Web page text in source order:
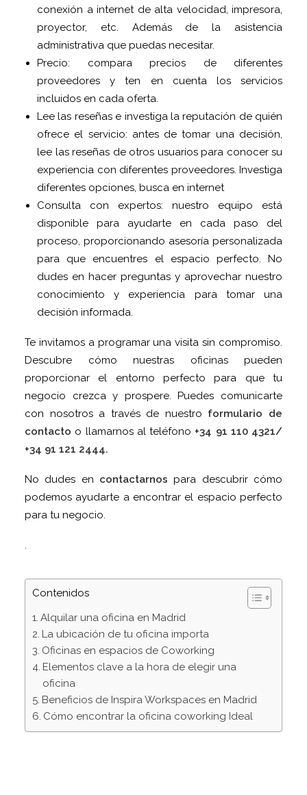
conexión a internet de alta velocidad, impresora,
proyector, etc. Además de la asistencia
administrativa que puedas necesitar.
Precio: compara precios de diferentes
proveedores y ten en cuenta los servicios
incluidos en cada oferta.
Lee las reseñas e investiga la reputación de quién
ofrece el servicio: antes de tomar una decisión,
lee las reseñas de otros usuarios para conocer su
experiencia con diferentes proveedores. Investiga
diferentes opciones, busca en internet
Consulta con expertos: nuestro equipo está
disponible para ayudarte en cada paso del
proceso, proporcionando asesoría personalizada
para que encuentres el espacio perfecto. No
dudes en hacer preguntas y aprovechar nuestro
conocimiento y experiencia para tomar una
decisión informada.
Te invitamos a programar una visita sin compromiso.
Descubre cómo nuestras oficinas pueden
proporcionar el entorno perfecto para que tu
negocio crezca y prospere. Puedes comunicarte
con nosotros a través de nuestro formulario de
contacto o llamarnos al teléfono +34 91 110 4321/
+34 91 121 2444.
No dudes en contactarnos para descubrir cómo
podemos ayudarte a encontrar el espacio perfecto
para tu negocio.
Contenidos
Alquilar una oficina en Madrid
La ubicación de tu oficina importa
Oficinas en espacios de Coworking
Elementos clave a la hora de elegir una
oficina
Beneficios de Inspira Workspaces en Madrid
Cómo encontrar la oficina coworking Ideal